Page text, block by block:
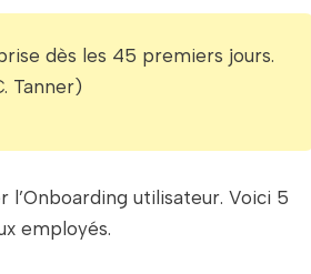
dès les 45 premiers jours.
Tanner)
l’Onboarding utilisateur. Voici 5
employés.